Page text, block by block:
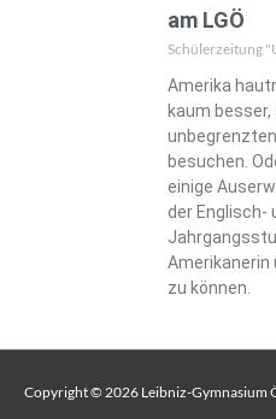
am LGÖ
Schülerzeitung
Amerika
kaum
besuchen.
einige
der Englisch-
Amerikanerin
zu können.
Copyright © 2026 Leibniz-Gymnasium